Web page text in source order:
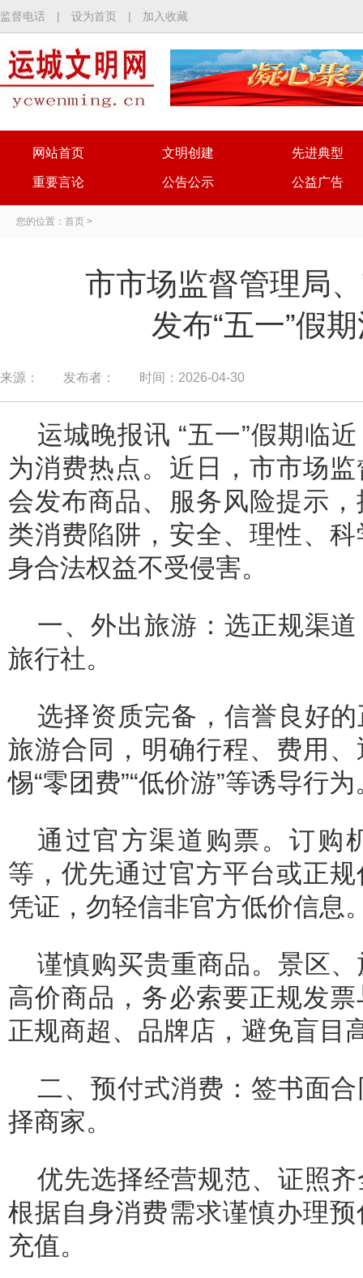
监督电话 | 设为首页 | 加入收藏
网站首页
重要言论
文明创建
公告公示
先进典型
公益广告
您的位置： 首页 >
市市场监督管理局
发布“五一”假
来源： 发布者： 时间：2026-04-30
运城晚报讯 “五一”假期临
为消费热点。近日，市市场
会发布商品、服务风险提示
类消费陷阱，安全、理性、
身合法权益不受侵害。
一、外出旅游：选正规渠
旅行社。
选择资质完备，信誉良好
旅游合同，明确行程、费用
惕“零团费”“低价游”等诱导行为
通过官方渠道购票。订购
等，优先通过官方平台或正
凭证，勿轻信非官方低价信息
谨慎购买贵重商品。景区
高价商品，务必索要正规发
正规商超、品牌店，避免盲目
二、预付式消费：签书面
择商家。
优先选择经营规范、证照
根据自身消费需求谨慎办理
充值。